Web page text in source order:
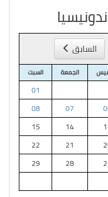
السابق
الجمعة السبت
01
07
08
14
15
21
22
28
29